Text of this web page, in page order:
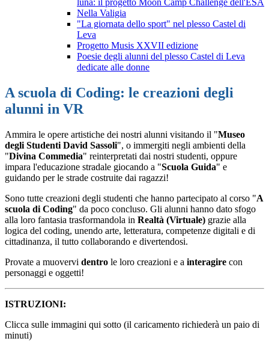
luna: il progetto Moon Camp Challenge dell'ESA
Nella Valigia
"La giornata dello sport" nel plesso Castel di
Leva
Progetto Musis XXVII edizione
Poesie degli alunni del plesso Castel di Leva
dedicate alle donne
A scuola di Coding: le creazioni degli
alunni in VR
Ammira le opere artistiche dei nostri alunni visitando il "Museo
degli Studenti David Sassoli", o immergiti negli ambienti della
"Divina Commedia" reinterpretati dai nostri studenti, oppure
impara l'educazione stradale giocando a "Scuola Guida" e
guidando per le strade costruite dai ragazzi!
Sono tutte creazioni degli studenti che hanno partecipato al corso "A
scuola di Coding" da poco concluso. Gli alunni hanno dato sfogo
alla loro fantasia trasformandola in Realtà (Virtuale) grazie alla
logica del coding, unendo arte, letteratura, competenze digitali e di
cittadinanza, il tutto collaborando e divertendosi.
Provate a muovervi dentro le loro creazioni e a interagire con
personaggi e oggetti!
ISTRUZIONI:
Clicca sulle immagini qui sotto (il caricamento richiederà un paio di
minuti)